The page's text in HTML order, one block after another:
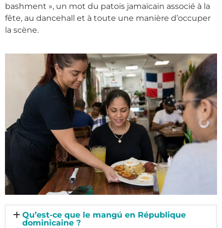
bashment », un mot du patois jamaïcain associé à la
fête, au dancehall et à toute une manière d’occuper
la scène.
Qu’est-ce que le mangú en République
dominicaine ?